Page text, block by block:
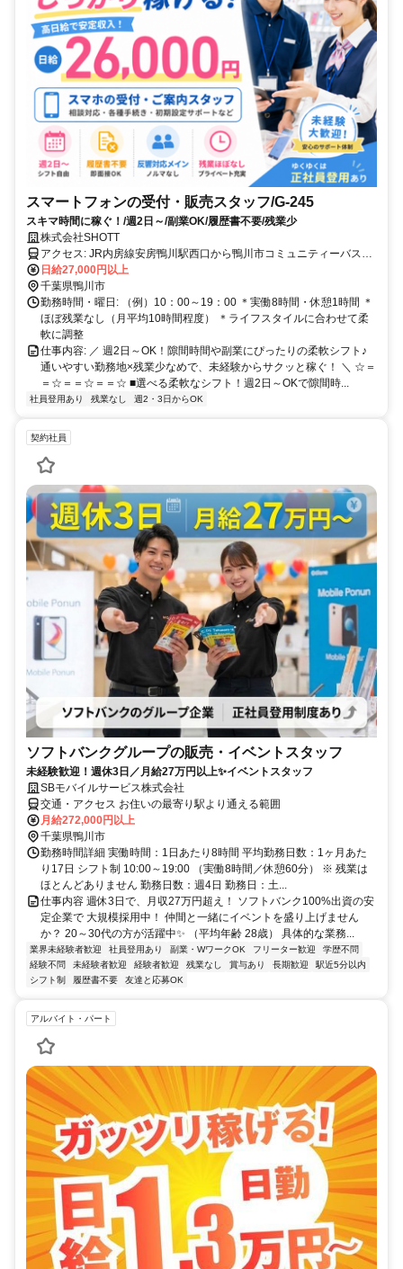
スマートフォンの受付・販売スタッフ/G-245
スキマ時間に稼ぐ！/週2日～/副業OK/履歴書不要/残業少
株式会社SHOTT
アクセス: JR内房線安房鴨川駅西口から鴨川市コミュニティーバス
「南ルート」乗車（約10分）、「福祉センター前」下車後徒歩3分
日給27,000円以上
千葉県鴨川市
勤務時間・曜日: （例）10：00～19：00 ＊実働8時間・休憩1時間 ＊
ほぼ残業なし（月平均10時間程度） ＊ライフスタイルに合わせて柔
軟に調整
仕事内容: ／ 週2日～OK！隙間時間や副業にぴったりの柔軟シフト♪
通いやすい勤務地×残業少なめで、未経験からサクッと稼ぐ！ ＼ ☆＝
＝☆＝＝☆＝＝☆ ■選べる柔軟なシフト！週2日～OKで隙間時...
社員登用あり 残業なし 週2・3日からOK
契約社員
ソフトバンクグループの販売・イベントスタッフ
未経験歓迎！週休3日／月給27万円以上✨イベントスタッフ
SBモバイルサービス株式会社
交通・アクセス お住いの最寄り駅より通える範囲
月給272,000円以上
千葉県鴨川市
勤務時間詳細 実働時間：1日あたり8時間 平均勤務日数：1ヶ月あた
り17日 シフト制 10:00～19:00 （実働8時間／休憩60分） ※ 残業は
ほとんどありません 勤務日数：週4日 勤務日：土...
仕事内容 週休3日で、月収27万円超え！ ソフトバンク100%出資の安
定企業で 大規模採用中！ 仲間と一緒にイベントを盛り上げません
か？ 20～30代の方が活躍中✨ （平均年齢 28歳） 具体的な業務...
業界未経験者歓迎 社員登用あり 副業・WワークOK フリーター歓迎
学歴不問
経験不問
未経験者歓迎 経験者歓迎 残業なし 賞与あり 長期歓迎
駅近5分以内
シフト制
履歴書不要 友達と応募OK
アルバイト・パート